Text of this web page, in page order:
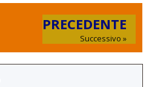
PRECEDENTE
Successivo »